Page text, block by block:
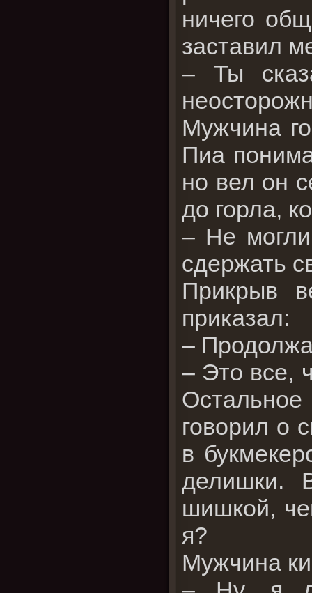
ничего
заставил
– Ты
Мужчина
Пиа
но вел он
до горла,
– Не
сдержать
Прикрыв
приказал:
–
– Это все,
говорил о
в
делишки.
шишкой,
я?
Мужчина